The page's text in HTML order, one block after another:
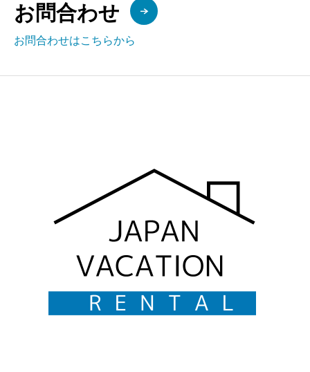
お問合わせ
お問合わせはこちらから